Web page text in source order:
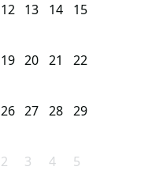
12 13 14 15
19 20 21 22
26 27 28 29
2 3 4 5